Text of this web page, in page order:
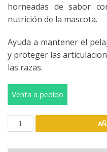
horneadas de sabor
nutrición de la mascota.
Ayuda a mantener el
y proteger las
las razas.
Venta a pedido